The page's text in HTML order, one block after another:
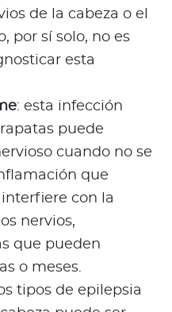
de la cabeza o el
por sí solo, no es
esta
: esta infección
puede
cuando no se
que
con la
nervios,
que pueden
o meses.
tipos de epilepsia